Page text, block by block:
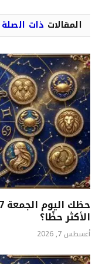
المقالات ذات الصلة
الأكثر حظًا؟
أغسطس 7, 2026